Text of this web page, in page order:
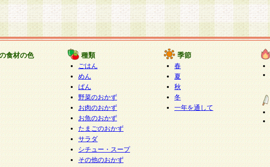
食材の色 種類
ごはん
めん
ぱん
野菜のおかず
お肉のおかず
お魚のおかず
たまごのおかず
サラダ
シチュー・スープ
その他のおかず
季節
春
夏
秋
冬
一年を通して